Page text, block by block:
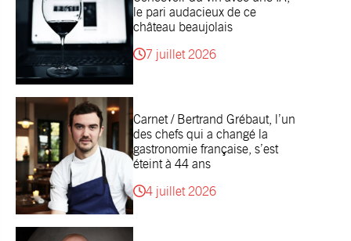
le pari audacieux de ce
château beaujolais
7 juillet 2026
Carnet / Bertrand Grébaut, l’un
des chefs qui a changé la
gastronomie française, s’est
éteint à 44 ans
4 juillet 2026